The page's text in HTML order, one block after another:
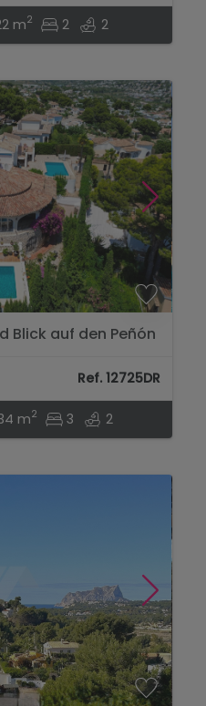
m2 2 2
Blick auf den Peñón
Ref. 12725DR
m2 3 2